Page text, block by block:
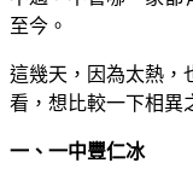
至今。
這幾天，因為太熱，
看，想比較一下相異
一、一中豐仁冰